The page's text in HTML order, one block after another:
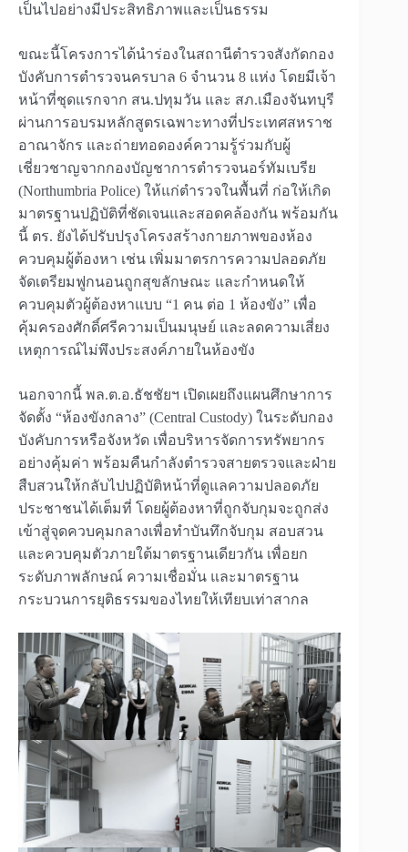
เป็นไปอย่างมีประสิทธิภาพและเป็นธรรม
ขณะนี้โครงการได้นำร่องในสถานีตำรวจสังกัดกอง
บังคับการตำรวจนครบาล 6 จำนวน 8 แห่ง โดยมีเจ้า
หน้าที่ชุดแรกจาก สน.ปทุมวัน และ สภ.เมืองจันทบุรี
ผ่านการอบรมหลักสูตรเฉพาะทางที่ประเทศสหราช
อาณาจักร และถ่ายทอดองค์ความรู้ร่วมกับผู้
เชี่ยวชาญจากกองบัญชาการตำรวจนอร์ทัมเบรีย
(Northumbria Police) ให้แก่ตำรวจในพื้นที่ ก่อให้เกิด
มาตรฐานปฏิบัติที่ชัดเจนและสอดคล้องกัน พร้อมกัน
นี้ ตร. ยังได้ปรับปรุงโครงสร้างกายภาพของห้อง
ควบคุมผู้ต้องหา เช่น เพิ่มมาตรการความปลอดภัย
จัดเตรียมฟูกนอนถูกสุขลักษณะ และกำหนดให้
ควบคุมตัวผู้ต้องหาแบบ “1 คน ต่อ 1 ห้องขัง” เพื่อ
คุ้มครองศักดิ์ศรีความเป็นมนุษย์ และลดความเสี่ยง
เหตุการณ์ไม่พึงประสงค์ภายในห้องขัง
นอกจากนี้ พล.ต.อ.ธัชชัยฯ เปิดเผยถึงแผนศึกษาการ
จัดตั้ง “ห้องขังกลาง” (Central Custody) ในระดับกอง
บังคับการหรือจังหวัด เพื่อบริหารจัดการทรัพยากร
อย่างคุ้มค่า พร้อมคืนกำลังตำรวจสายตรวจและฝ่าย
สืบสวนให้กลับไปปฏิบัติหน้าที่ดูแลความปลอดภัย
ประชาชนได้เต็มที่ โดยผู้ต้องหาที่ถูกจับกุมจะถูกส่ง
เข้าสู่จุดควบคุมกลางเพื่อทำบันทึกจับกุม สอบสวน
และควบคุมตัวภายใต้มาตรฐานเดียวกัน เพื่อยก
ระดับภาพลักษณ์ ความเชื่อมั่น และมาตรฐาน
กระบวนการยุติธรรมของไทยให้เทียบเท่าสากล